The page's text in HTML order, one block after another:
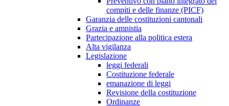
compiti e delle finanze (PICF)
Garanzia delle costituzioni cantonali
Grazia e amnistia
Partecipazione alla politica estera
Alta vigilanza
Legislazione
leggi federali
Costituzione federale
emanazione di leggi
Revisione della costituzione
Ordinanze